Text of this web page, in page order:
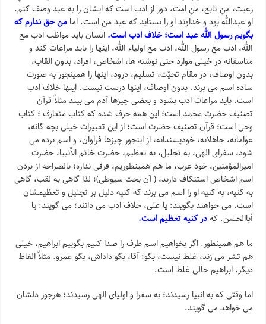
رعیت، منِ تابع، منِ امت، دور از ادب است که ایشان را به عبد وصف کنم.
او عبدالله بود و خداوند او را بستاید که عبد من است. امامن حق ندارم که
بگویم رسول الله عبد است؛ خلاف ادب است. انسان باید مواظب ادب مع
الله، ادب مع رسول الله، ادب مع اولیاء الله، اینها را باید مراعات کند و
متاسفانه در خیلی موارد حتی نوشته ها، اشخاص، افراد، بدون القاب،
بدون اوصاف، در مقام تحیّت، تسلیم، درود، اینها را همینجور به صورت
ساده اسم می برند. بدون اوصاف، اینها درست نیست. اینها خلاف ادب
است. باید مراعات ادب بشود و بعضی چیزها آدم می بیند مثلاً قرآن
تصنیف حضرت محمد است؛ این همه حرف شده که کتاب متعارف ؛ کتاب
وحی است؛ قرآن تصنیف حضرت است؛ از این تعبیرات خیلی بچه گانه،
عوامانه، جاهلانه، خودپسندانه، از اینجور چیزها فراوان، و اسم برده می
شود، سفرای الهی، به تجلیل، به تعظیم، حضرت خاتم الأنبیا، حضرت
امیرالمؤمنین، خود عرب، ما هم همینطوریم، فرقی نداره؛ بالصراحه از بردن
اسم اشخاص استنکاف دارند، ( آن بحث سیوطی)؛ لذا گاهی به لقب، گاهی
به کنیه، به کنیه او را اسم می برند که کنیه دلیل بر تجلیل و تعظیمشان
است. می خواهند بگویند: یا علی، خلاف ادب می دانند؛ می گویند: یا
أباالحسن. کهدر کنیه تعظیم است.
ما هم همینطور. اگر بخواهیم اسم طرف را صدا کنیم بگوییم ابراهیم، خیلی
هم تشر می زند، غلط نیست، بگو: آقا، بگو داداش، بگو عمرو. مثلاً الفاظ
دیگر. ابراهیم خالی غلط است.
اما وقتی که به انبیا رسیدند؛ به سفرا و اولیای الهی رسیدند؛ هرجور دلشان
می خواهد می گویند.